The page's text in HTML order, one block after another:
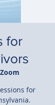
for
for